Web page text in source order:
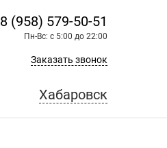
8 (958) 579-50-51
Пн-Вс: с 5:00 до 22:00
Заказать звонок
Хабаровск